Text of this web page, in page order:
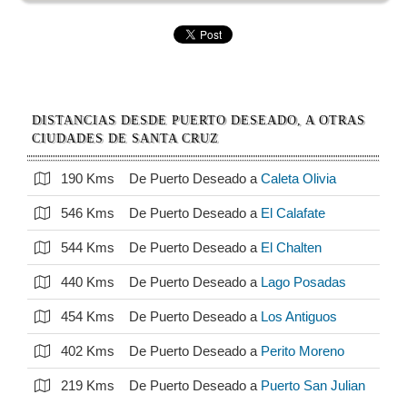
DISTANCIAS DESDE PUERTO DESEADO, A OTRAS
CIUDADES DE SANTA CRUZ
190 Kms De Puerto Deseado a Caleta Olivia
546 Kms De Puerto Deseado a El Calafate
544 Kms De Puerto Deseado a El Chalten
440 Kms De Puerto Deseado a Lago Posadas
454 Kms De Puerto Deseado a Los Antiguos
402 Kms De Puerto Deseado a Perito Moreno
219 Kms De Puerto Deseado a Puerto San Julian